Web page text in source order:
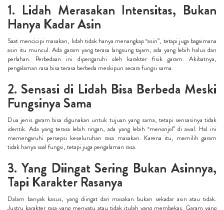
1. Lidah Merasakan Intensitas, Bukan
Hanya Kadar Asin
Saat mencicipi masakan, lidah tidak hanya menangkap “asin”, tetapi juga bagaimana
asin itu muncul. Ada garam yang terasa langsung tajam, ada yang lebih halus dan
perlahan. Perbedaan ini dipengaruhi oleh karakter fisik garam. Akibatnya,
pengalaman rasa bisa terasa berbeda meskipun secara fungsi sama.
2. Sensasi di Lidah Bisa Berbeda Meski
Fungsinya Sama
Dua jenis garam bisa digunakan untuk tujuan yang sama, tetapi sensasinya tidak
identik. Ada yang terasa lebih ringan, ada yang lebih “menonjol” di awal. Hal ini
memengaruhi persepsi keseluruhan rasa masakan. Karena itu, memilih garam
tidak hanya soal fungsi, tetapi juga pengalaman rasa.
3. Yang Diingat Sering Bukan Asinnya,
Tapi Karakter Rasanya
Dalam banyak kasus, yang diingat dari masakan bukan sekadar asin atau tidak.
Justru karakter rasa yang menyatu atau tidak itulah yang membekas. Garam yang